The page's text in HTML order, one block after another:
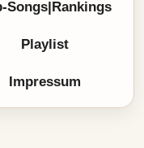
Songs|Rankings
Playlist
Impressum